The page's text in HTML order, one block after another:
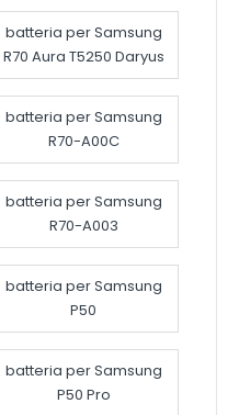
batteria per Samsung
R70 Aura T5250 Daryus
batteria per Samsung
R70-A00C
batteria per Samsung
R70-A003
batteria per Samsung
P50
batteria per Samsung
P50 Pro